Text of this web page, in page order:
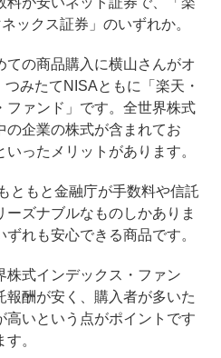
ックス証券」のいずれか。
ての商品購入に横山さんがオ
みたてNISAともに「楽天・
ファンド」です。全世界株式
の企業の株式が含まれてお
ったメリットがあります。
ともと金融庁が手数料や信託
ズナブルなものしかありま
れも安心できる商品です。
株式インデックス・ファン
報酬が安く、購入者が多いた
高いという点がポイントです
。